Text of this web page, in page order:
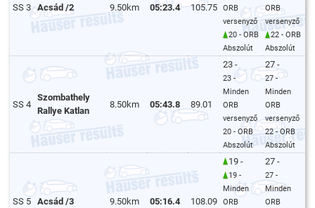
SS 3 Acsád /2 9.50km 05:23.4 105.75
ORB
versenyző
20 - ORB
Abszolút
ORB
versenyző
22 - ORB
Abszolút
SS 4
Szombathely
Rallye Katlan
8.50km 05:43.8 89.01
23 -
23 -
Minden
ORB
versenyző
20 - ORB
Abszolút
27 -
27 -
Minden
ORB
versenyző
22 - ORB
Abszolút
SS 5 Acsád /3 9.50km 05:16.4 108.09
19 -
19 -
Minden
ORB
27 -
27 -
Minden
ORB